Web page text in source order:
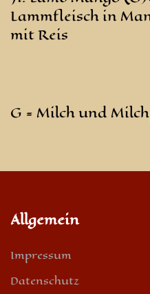
Lammfleisch in
mit Reis
G = Milch und
Allgemein
Impressum
Datenschutz